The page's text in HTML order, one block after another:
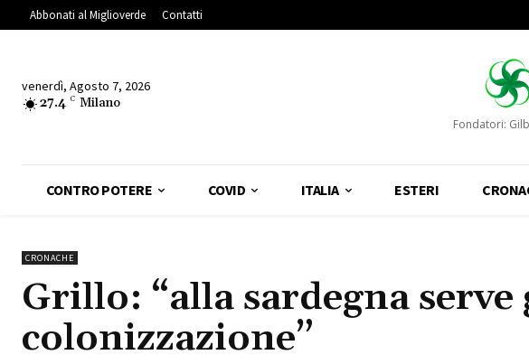
Abbonati al Miglioverde Contatti
venerdì, Agosto 7, 2026
27.4 C Milano
Fondatori:
CONTRO POTERE COVID ITALIA ESTERI
CRONACHE
Grillo: “alla sardegna serve
colonizzazione”